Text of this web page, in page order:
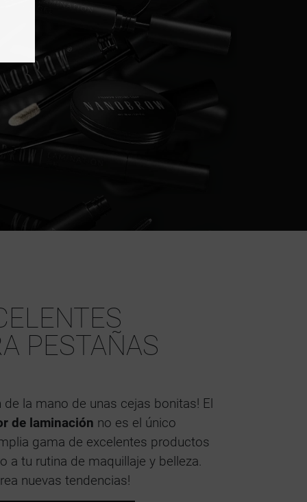
PESTAÑAS
la mano de unas cejas bonitas! El
de laminación no es el único
gama de excelentes productos
a tu rutina de maquillaje y belleza.
nuevas tendencias!